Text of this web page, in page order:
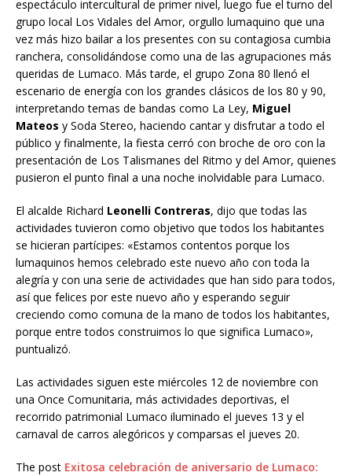
espectáculo intercultural de primer nivel, luego fue el turno del
grupo local Los Vidales del Amor, orgullo lumaquino que una
vez más hizo bailar a los presentes con su contagiosa cumbia
ranchera, consolidándose como una de las agrupaciones más
queridas de Lumaco. Más tarde, el grupo Zona 80 llenó el
escenario de energía con los grandes clásicos de los 80 y 90,
interpretando temas de bandas como La Ley, Miguel
Mateos y Soda Stereo, haciendo cantar y disfrutar a todo el
público y finalmente, la fiesta cerró con broche de oro con la
presentación de Los Talismanes del Ritmo y del Amor, quienes
pusieron el punto final a una noche inolvidable para Lumaco.
El alcalde Richard Leonelli Contreras, dijo que todas las
actividades tuvieron como objetivo que todos los habitantes
se hicieran partícipes: «Estamos contentos porque los
lumaquinos hemos celebrado este nuevo año con toda la
alegría y con una serie de actividades que han sido para todos,
así que felices por este nuevo año y esperando seguir
creciendo como comuna de la mano de todos los habitantes,
porque entre todos construimos lo que significa Lumaco»,
puntualizó.
Las actividades siguen este miércoles 12 de noviembre con
una Once Comunitaria, más actividades deportivas, el
recorrido patrimonial Lumaco iluminado el jueves 13 y el
carnaval de carros alegóricos y comparsas el jueves 20.
The post Exitosa celebración de aniversario de Lumaco: